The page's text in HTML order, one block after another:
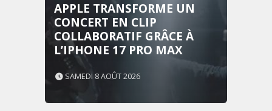
APPLE TRANSFORME UN
CONCERT EN CLIP
COLLABORATIF GRÂCE À
L’IPHONE 17 PRO MAX
SAMEDI 8 AOÛT 2026